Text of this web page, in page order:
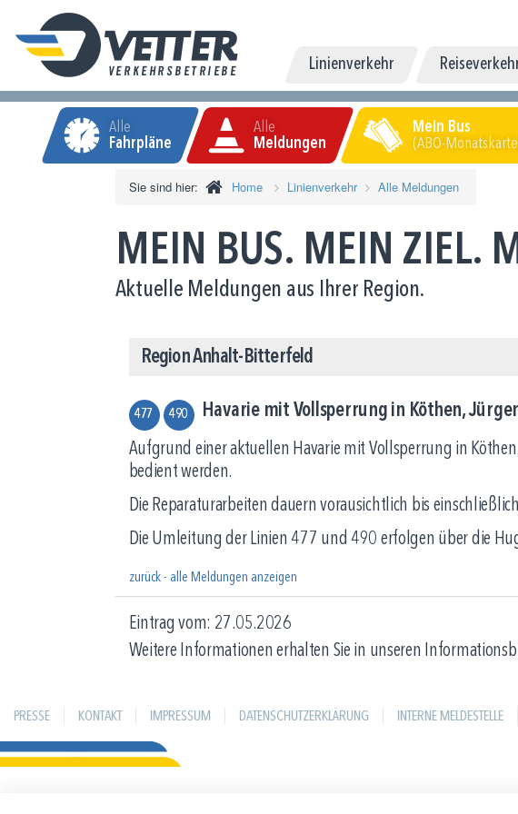
Linienverkehr
Alle
Fahrpläne
Alle
Meldungen
Mein Bus
(ABO-
Sie sind hier: Home Linienverkehr Alle Meldungen
MEIN BUS. MEIN ZIEL.
Aktuelle Meldungen aus Ihrer Region.
Region Anhalt-Bitterfeld
477 490 Havarie mit Vollsperrung in Köthen,
Aufgrund einer aktuellen Havarie mit Vollsperrung in
bedient werden.
Die Reparaturarbeiten dauern vorausichtlich bis
Die Umleitung der Linien 477 und 490 erfolgen über die
zurück - alle Meldungen anzeigen
Eintrag vom: 27.05.2026
Weitere Informationen erhalten Sie in unseren
PRESSE KONTAKT IMPRESSUM DATENSCHUTZERKLÄRUNG INTERNE MELDESTELLE